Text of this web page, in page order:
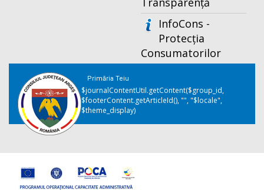
InfoCons -
Protecția
Consumatorilor
Primăria Teiu
$journalContentUtil.getContent($group_id,
$footerContent.getArticleId(), "", "$locale",
$theme_display)